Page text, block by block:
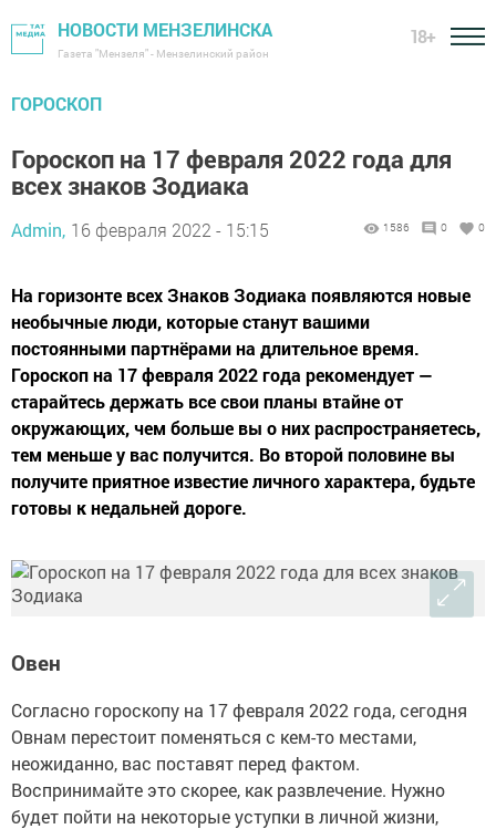
НОВОСТИ МЕНЗЕЛИНСКА
Газета "Мензеля" - Мензелинский район
18+
ГОРОСКОП
Гороскоп на 17 февраля 2022 года для
всех знаков Зодиака
Admin, 16 февраля 2022 - 15:15 1586 0 0
На горизонте всех Знаков Зодиака появляются новые
необычные люди, которые станут вашими
постоянными партнёрами на длительное время.
Гороскоп на 17 февраля 2022 года рекомендует —
старайтесь держать все свои планы втайне от
окружающих, чем больше вы о них распространяетесь,
тем меньше у вас получится. Во второй половине вы
получите приятное известие личного характера, будьте
готовы к недальней дороге.
Овен
Согласно гороскопу на 17 февраля 2022 года, сегодня
Овнам перестоит поменяться с кем-то местами,
неожиданно, вас поставят перед фактом.
Воспринимайте это скорее, как развлечение. Нужно
будет пойти на некоторые уступки в личной жизни,